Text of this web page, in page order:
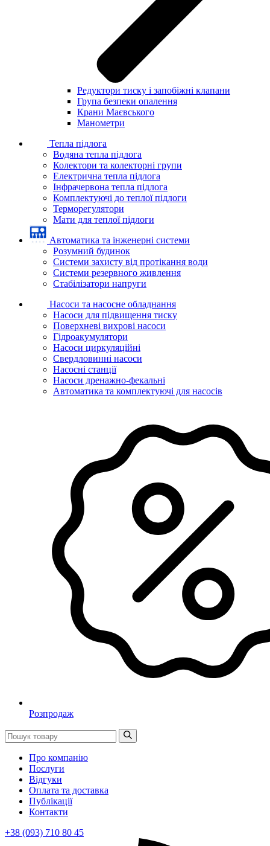
Редуктори тиску і запобіжні клапани
Група безпеки опалення
Крани Маєвського
Манометри
Тепла підлога
Водяна тепла підлога
Колектори та колекторні групи
Електрична тепла підлога
Інфрачервона тепла підлога
Комплектуючі до теплої підлоги
Терморегулятори
Мати для теплої підлоги
Автоматика та інженерні системи
Розумний будинок
Системи захисту від протікання води
Системи резервного живлення
Стабілізатори напруги
Насоси та насосне обладнання
Насоси для підвищення тиску
Поверхневі вихрові насоси
Гідроакумулятори
Насоси циркуляційні
Свердловинні насоси
Насосні станції
Насоси дренажно-фекальні
Автоматика та комплектуючі для насосів
Розпродаж
Про компанію
Послуги
Відгуки
Оплата та доставка
Публікації
Контакти
+38 (093) 710 80 45